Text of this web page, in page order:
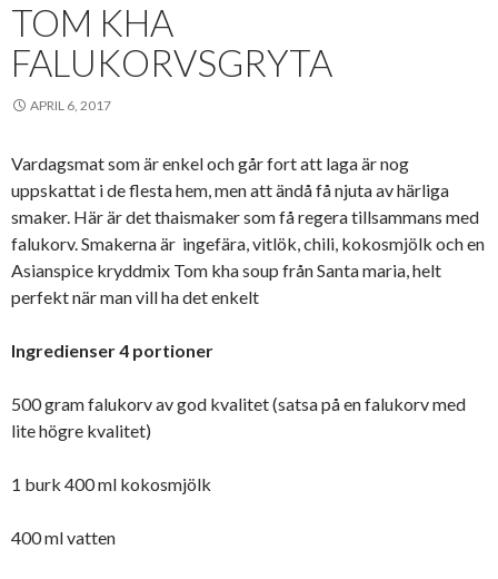
TOM KHA
FALUKORVSGRYTA
APRIL 6, 2017
Vardagsmat som är enkel och går fort att laga är nog
uppskattat i de flesta hem, men att ändå få njuta av härliga
smaker. Här är det thaismaker som få regera tillsammans med
falukorv. Smakerna är ingefära, vitlök, chili, kokosmjölk och en
Asianspice kryddmix Tom kha soup från Santa maria, helt
perfekt när man vill ha det enkelt
Ingredienser 4 portioner
500 gram falukorv av god kvalitet (satsa på en falukorv med
lite högre kvalitet)
1 burk 400 ml kokosmjölk
400 ml vatten